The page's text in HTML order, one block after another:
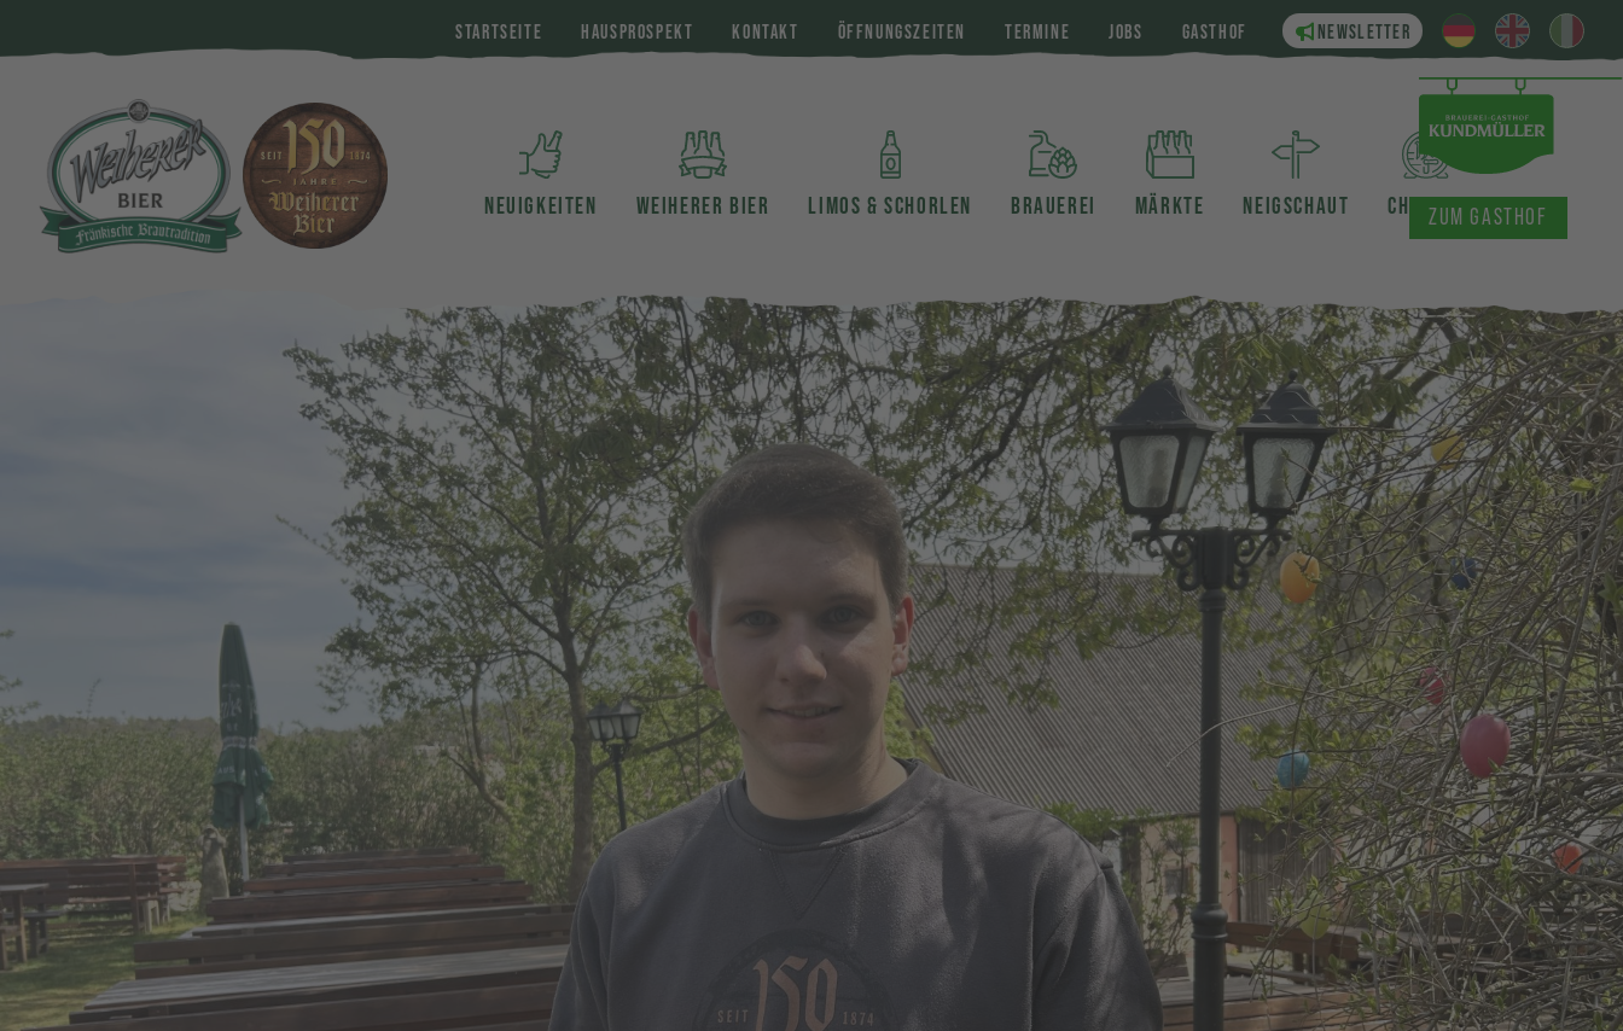
STARTSEITE HAUSPROSPEKT KONTAKT ÖFFNUNGSZEITEN TERMINE JOBS GASTHOF NEWSLETTER
NEUIGKEITEN WEIHERER BIER LIMOS & SCHORLEN BRAUEREI MÄRKTE NEIGSCHAUT CHRONIKZUM GASTHOF